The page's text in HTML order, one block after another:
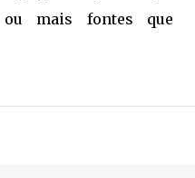
mais fontes que